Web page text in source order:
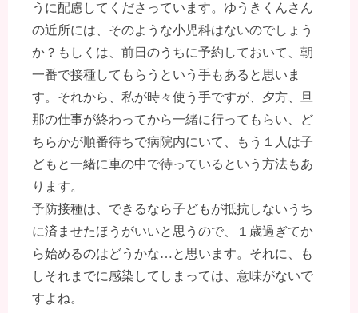
うに配慮してくださっています。ゆうきくんさん
の近所には、そのような小児科はないのでしょう
か？もしくは、前日のうちに予約しておいて、朝
一番で接種してもらうという手もあると思いま
す。それから、私が時々使う手ですが、夕方、旦
那の仕事が終わってから一緒に行ってもらい、ど
ちらかが順番待ちで病院内にいて、もう１人は子
どもと一緒に車の中で待っているという方法もあ
ります。
予防接種は、できるなら子どもが抵抗しないうち
に済ませたほうがいいと思うので、１歳過ぎてか
ら始めるのはどうかな…と思います。それに、も
しそれまでに感染してしまっては、意味がないで
すよね。